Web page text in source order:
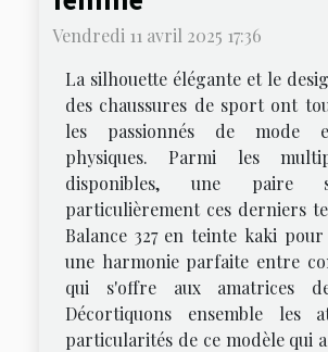
Vendredi 11 avril 2025 17:36
La silhouette élégante et le
des chaussures de sport ont
les passionnés de mode
physiques. Parmi les
disponibles, une paire
particulièrement ces derniers
Balance 327 en teinte kaki
une harmonie parfaite entre
qui s'offre aux amatrices
Décortiquons ensemble les
particularités de ce modèle qui